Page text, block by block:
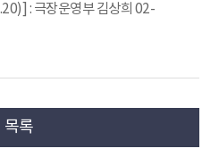
: 극장운영부 김상희 02-
목록